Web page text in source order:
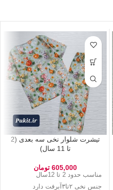
تیشرت شلوار نخی سه بعدی (2
تا 11 سال)
605,000 تومان
مناسب حدود 2 تا 12سال
جنس نخی ۲تا۳آبرفت دارد